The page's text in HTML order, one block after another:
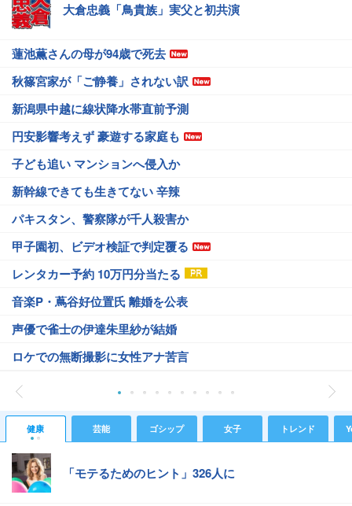
大倉忠義「鳥貴族」実父と初共演
蓮池薫さんの母が94歳で死去
秋篠宮家が「ご静養」されない訳
新潟県中越に線状降水帯直前予測
円安影響考えず 豪遊する家庭も
子ども追い マンションへ侵入か
新幹線できても生きてない 辛辣
パキスタン、警察隊が千人殺害か
甲子園初、ビデオ検証で判定覆る
レンタカー予約 10万円分当たる
音楽P・蔦谷好位置氏 離婚を公表
声優で雀士の伊達朱里紗が結婚
ロケでの無断撮影に女性アナ苦言
健康 芸能 ゴシップ 女子 トレンド
「モテるためのヒント」326人に